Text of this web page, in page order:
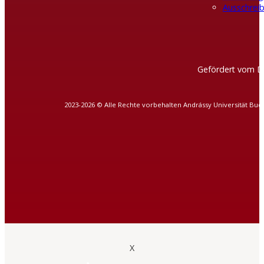
Gefördert vom
2023-2026 © Alle Rechte vorbehalten Andrássy Universität
X